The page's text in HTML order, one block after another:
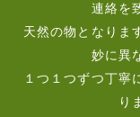
連絡を
天然の物となりま
妙に異
１つ１つずつ丁寧
り